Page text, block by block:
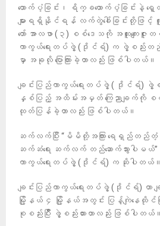
ထောက်ပံ့ခြင်း၊ ရိက္ခထောက်ပံ့ခြင်းနဲ့ ရှေ့
များရရှိနိုင်ရန် လက်တွဲခေါ်ခြင်းတို့ဖြင့်
တော် အာလဖာ (၃) စစ်ဒေသကို အထူးကျေးဇူ
ကာကွယ်ရေးတပ်ဖွဲ့ (ဒိုင်ရ်) က ဖွဲ့စည်းတည်
မှာ အခုလို ပြောကြားခဲ့တာလည်း ဖြစ်ပါတယ်။
ချင်းပြည်ကာကွယ်ရေးတပ်ဖွဲ့ ( ဒိုင်ရ်) ဖွဲ့စ
နှစ်ပြည့် အထိမ်းအမှတ် ကြေညာချက်
ထုတ်ပြန်ခဲ့တာလည်း ဖြစ်ပါတယ်။
ဆက်လက်ပြီး “မိမိတို့အကြား ရေရှည်တည်တံ့
ဆက်ဆံရေး ဆက်လက် တည်ဆောက်သွားပါမယ်”
ကာကွယ်ရေးတပ်ဖွဲ့ (ဒိုင်ရ်) က ဆိုပါတယ်။
ချင်းပြည်ကာကွယ်ရေးတပ်ဖွဲ့ (ဒိုင်ရ်) ဟာ
မြို့နယ် ၄ မြို့နယ်အတွင်း ပြန့်ကျဲနေထို
စုစည်းပြိီး ဖွဲ့စည်းထားတာလည်း ဖြစ်ပါတယ်။